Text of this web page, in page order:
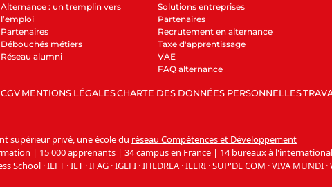
Alternance : un tremplin vers
l’emploi
Partenaires
Débouchés métiers
Réseau alumni
Solutions entreprises
Partenaires
Recrutement en alternance
Taxe d'apprentissage
VAE
FAQ alternance
CGV MENTIONS LÉGALESCHARTE DES DONNÉES PERSONNELLES